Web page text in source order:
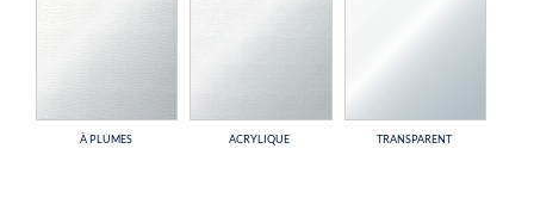
À PLUMES ACRYLIQUE TRANSPARENT